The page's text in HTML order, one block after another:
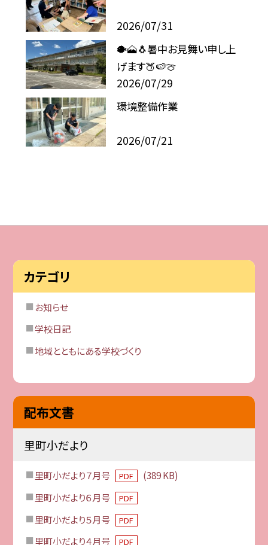
2026/07/31
🐡🗻🐧暑中お見舞い申し上
げます🍑🍉🍈
2026/07/29
環境整備作業
2026/07/21
カテゴリ
お知らせ
学校日記
地域とともにある学校づくり
配布文書
里町小だより
里町小だより７月号 PDF
(389 KB)
里町小だより６月号
PDF
里町小だより５月号 PDF
里町小だより４月号 PDF